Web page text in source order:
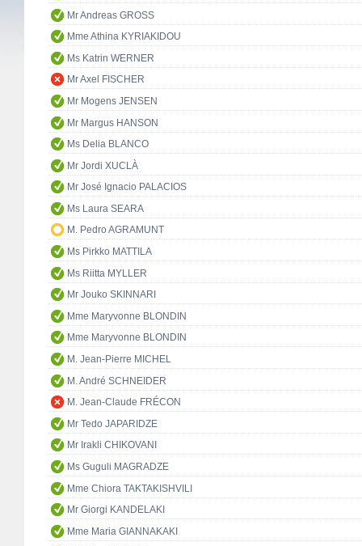
Mr Andreas GROSS
Mme Athina KYRIAKIDOU
Ms Katrin WERNER
Mr Axel FISCHER
Mr Mogens JENSEN
Mr Margus HANSON
Ms Delia BLANCO
Mr Jordi XUCLÀ
Mr José Ignacio PALACIOS
Ms Laura SEARA
M. Pedro AGRAMUNT
Ms Pirkko MATTILA
Ms Riitta MYLLER
Mr Jouko SKINNARI
Mme Maryvonne BLONDIN
Mme Maryvonne BLONDIN
M. Jean-Pierre MICHEL
M. André SCHNEIDER
M. Jean-Claude FRÉCON
Mr Tedo JAPARIDZE
Mr Irakli CHIKOVANI
Ms Guguli MAGRADZE
Mme Chiora TAKTAKISHVILI
Mr Giorgi KANDELAKI
Mme Maria GIANNAKAKI